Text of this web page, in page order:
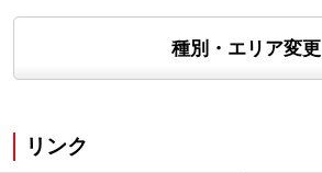
種別・エリア変更
リンク